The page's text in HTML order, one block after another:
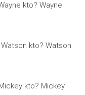
kto? Wayne
kto? Watson
kto? Mickey